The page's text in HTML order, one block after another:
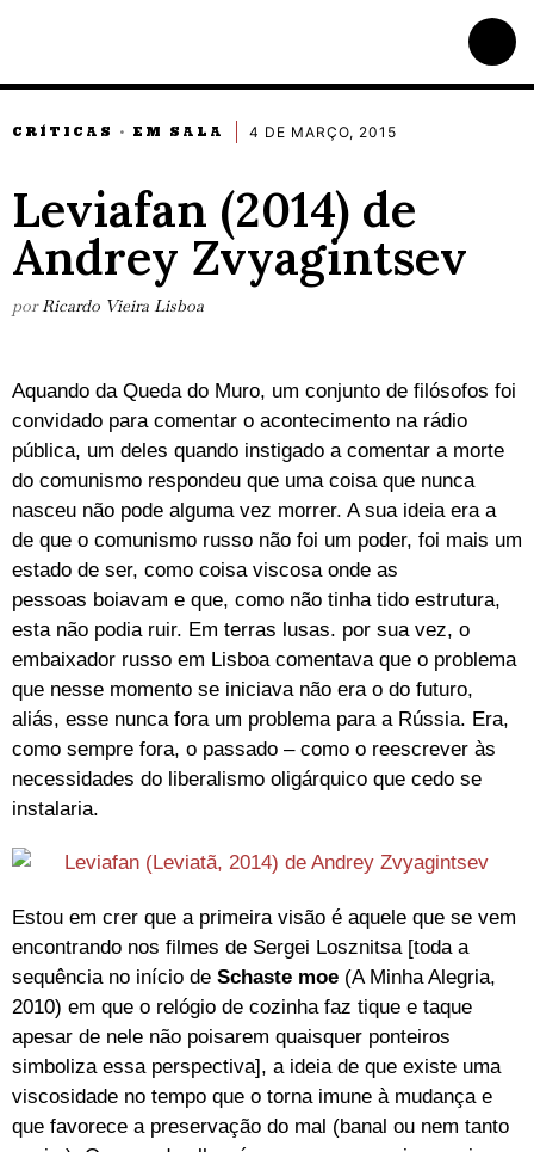
CRÍTICAS · EM SALA 4 DE MARÇO, 2015
Leviafan (2014) de
Andrey Zvyagintsev
porRicardo Vieira Lisboa
Aquando da Queda do Muro, um conjunto de filósofos foi
convidado para comentar o acontecimento na rádio
pública, um deles quando instigado a comentar a morte
do comunismo respondeu que uma coisa que nunca
nasceu não pode alguma vez morrer. A sua ideia era a
de que o comunismo russo não foi um poder, foi mais um
estado de ser, como coisa viscosa onde as
pessoas boiavam e que, como não tinha tido estrutura,
esta não podia ruir. Em terras lusas. por sua vez, o
embaixador russo em Lisboa comentava que o problema
que nesse momento se iniciava não era o do futuro,
aliás, esse nunca fora um problema para a Rússia. Era,
como sempre fora, o passado – como o reescrever às
necessidades do liberalismo oligárquico que cedo se
instalaria.
Estou em crer que a primeira visão é aquele que se vem
encontrando nos filmes de Sergei Losznitsa [toda a
sequência no início de Schaste moe (A Minha Alegria,
2010) em que o relógio de cozinha faz tique e taque
apesar de nele não poisarem quaisquer ponteiros
simboliza essa perspectiva], a ideia de que existe uma
viscosidade no tempo que o torna imune à mudança e
que favorece a preservação do mal (banal ou nem tanto